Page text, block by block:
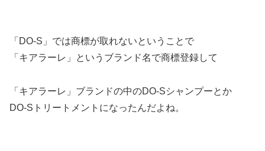
「DO-S」では商標が取れないということで
「キアラーレ」というブランド名で商標登録して
「キアラーレ」ブランドの中のDO-Sシャンプーとか
DO-Sトリートメントになったんだよね。